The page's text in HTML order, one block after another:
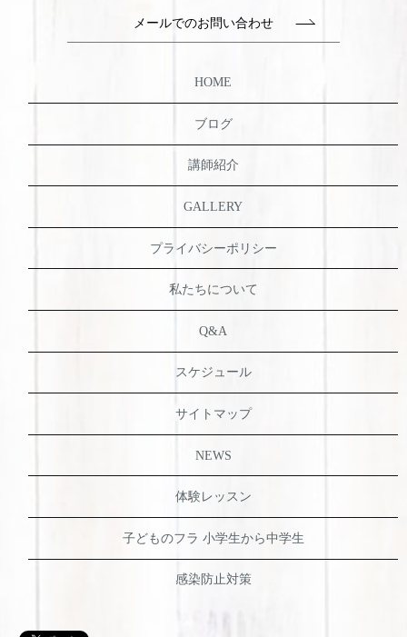
メールでのお問い合わせ
HOME
ブログ
講師紹介
GALLERY
プライバシーポリシー
私たちについて
Q&A
スケジュール
サイトマップ
NEWS
体験レッスン
子どものフラ 小学生から中学生
感染防止対策